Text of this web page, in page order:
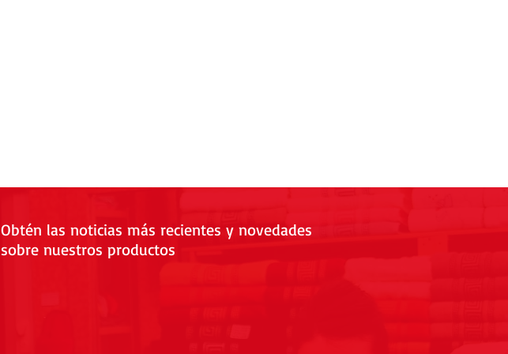
Obtén las noticias más recientes y novedades
sobre nuestros productos